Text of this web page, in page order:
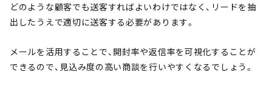
どのような顧客でも送客すればよいわけではなく、リードを抽
出したうえで適切に送客する必要があります。
メールを活用することで、開封率や返信率を可視化することが
できるので、見込み度の高い商談を行いやすくなるでしょう。